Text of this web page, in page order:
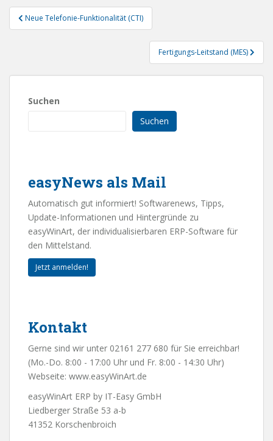
Beitragsnavigation
Neue Telefonie-Funktionalität (CTI)
Fertigungs-Leitstand (MES)
Suchen
Suchen
easyNews als Mail
Automatisch gut informiert! Softwarenews, Tipps,
Update-Informationen und Hintergründe zu
easyWinArt, der individualisierbaren ERP-Software für
den Mittelstand.
Jetzt anmelden!
Kontakt
Gerne sind wir unter 02161 277 680 für Sie erreichbar!
(Mo.-Do. 8:00 - 17:00 Uhr und Fr. 8:00 - 14:30 Uhr)
Webseite: www.easyWinArt.de
easyWinArt ERP by IT-Easy GmbH
Liedberger Straße 53 a-b
41352 Korschenbroich